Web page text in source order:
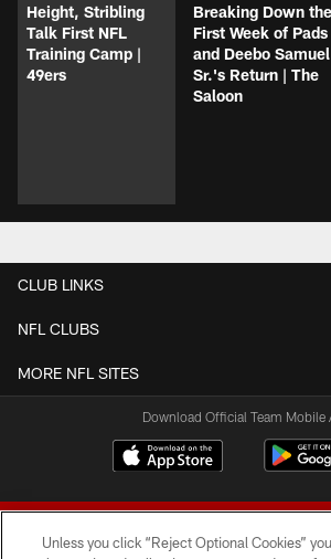
Height, Stribling
Talk First NFL
Training Camp |
49ers
Breaking Down the
First Week of Pads
and Deebo Samuel
Sr.'s Return | The
Saloon
CLUB LINKS
NFL CLUBS
MORE NFL SITES
Download Official Team Mobile
Unless you click “Reject Optional Cookies”